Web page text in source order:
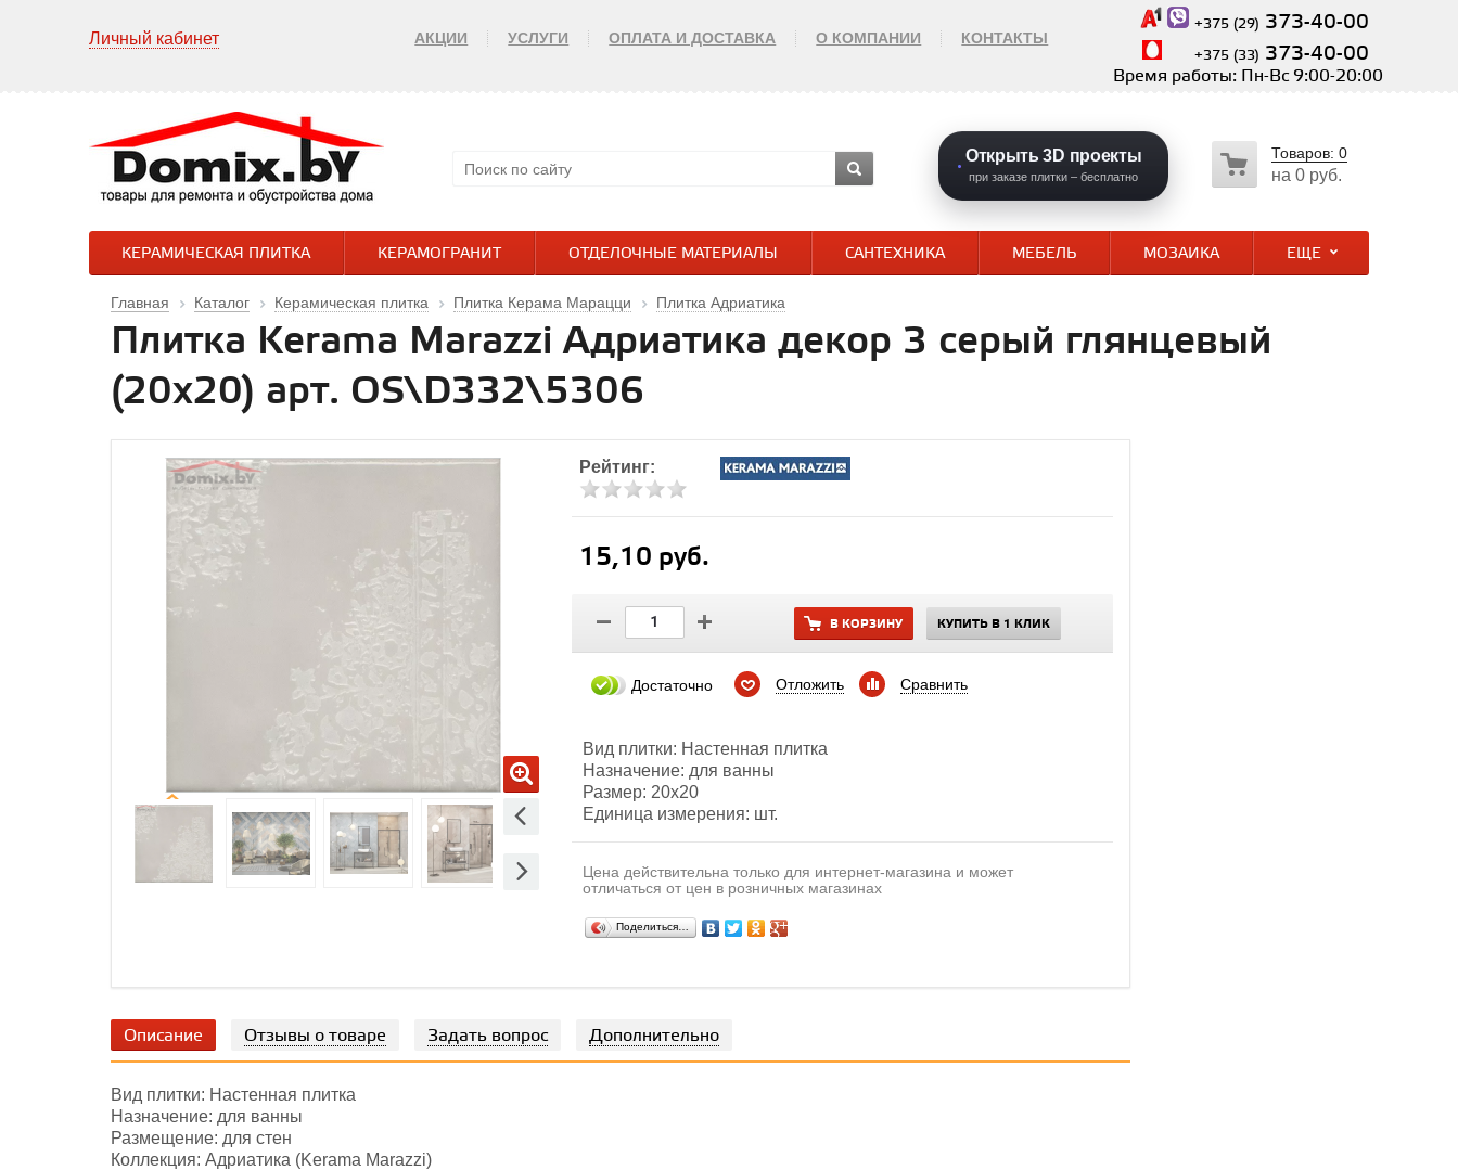
Личный кабинет АКЦИИ УСЛУГИ ОПЛАТА И ДОСТАВКА О КОМПАНИИ КОНТАКТЫ
+375 (29) 373-40-00
+375 (33) 373-40-00
Время работы: Пн-Вс 9:00-20:00
Открыть 3D проекты
при заказе плитки – бесплатно
Товаров: 0
на 0 руб.
КЕРАМИЧЕСКАЯ ПЛИТКА КЕРАМОГРАНИТ ОТДЕЛОЧНЫЕ МАТЕРИАЛЫ САНТЕХНИКА МЕБЕЛЬ МОЗАИКА ЕЩЕ
Главная Каталог Керамическая плитка Плитка Керама Марацци Плитка Адриатика
Плитка Kerama Marazzi Адриатика декор 3 серый глянцевый
(20х20) арт. OS\D332\5306
Рейтинг:
15,10 руб.
В КОРЗИНУ КУПИТЬ В 1 КЛИК
Достаточно Отложить Сравнить
Вид плитки: Настенная плитка
Назначение: для ванны
Размер: 20х20
Единица измерения: шт.
Цена действительна только для интернет-магазина и может
отличаться от цен в розничных магазинах
Поделиться…
Описание Отзывы о товаре Задать вопрос Дополнительно
Вид плитки: Настенная плитка
Назначение: для ванны
Размещение: для стен
Коллекция: Адриатика (Kerama Marazzi)